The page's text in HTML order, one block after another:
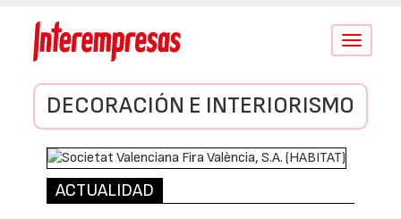
Conmutar
DECORACIÓN E INTERIORISMO
ACTUALIDAD